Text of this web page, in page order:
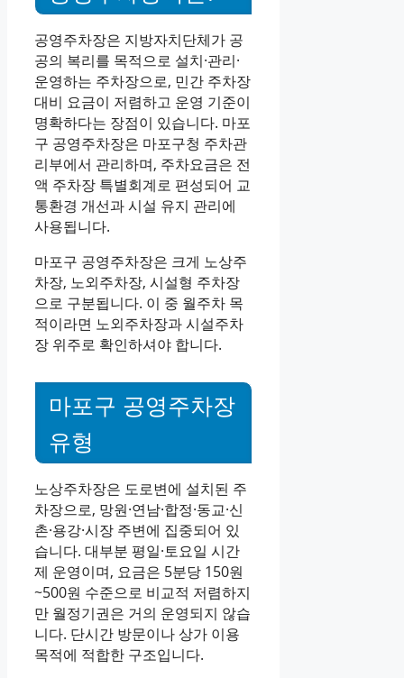
공영주차장은 지방자치단체가 공
공의 복리를 목적으로 설치·관리·
운영하는 주차장으로, 민간 주차장
대비 요금이 저렴하고 운영 기준이
명확하다는 장점이 있습니다. 마포
구 공영주차장은 마포구청 주차관
리부에서 관리하며, 주차요금은 전
액 주차장 특별회계로 편성되어 교
통환경 개선과 시설 유지 관리에
사용됩니다.
마포구 공영주차장은 크게 노상주
차장, 노외주차장, 시설형 주차장
으로 구분됩니다. 이 중 월주차 목
적이라면 노외주차장과 시설주차
장 위주로 확인하셔야 합니다.
마포구 공영주차장
유형
노상주차장은 도로변에 설치된 주
차장으로, 망원·연남·합정·동교·신
촌·용강·시장 주변에 집중되어 있
습니다. 대부분 평일·토요일 시간
제 운영이며, 요금은 5분당 150원
~500원 수준으로 비교적 저렴하지
만 월정기권은 거의 운영되지 않습
니다. 단시간 방문이나 상가 이용
목적에 적합한 구조입니다.